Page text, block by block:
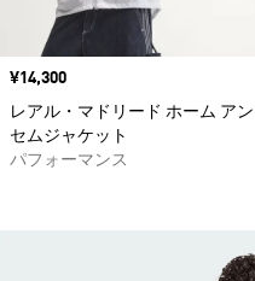
価格
¥14,300
レアル・マドリード ホーム アン
セムジャケット
パフォーマンス